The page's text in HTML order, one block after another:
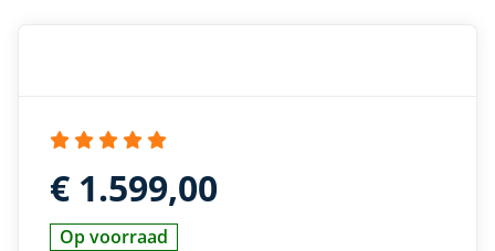
€ 1.599,00
Op voorraad